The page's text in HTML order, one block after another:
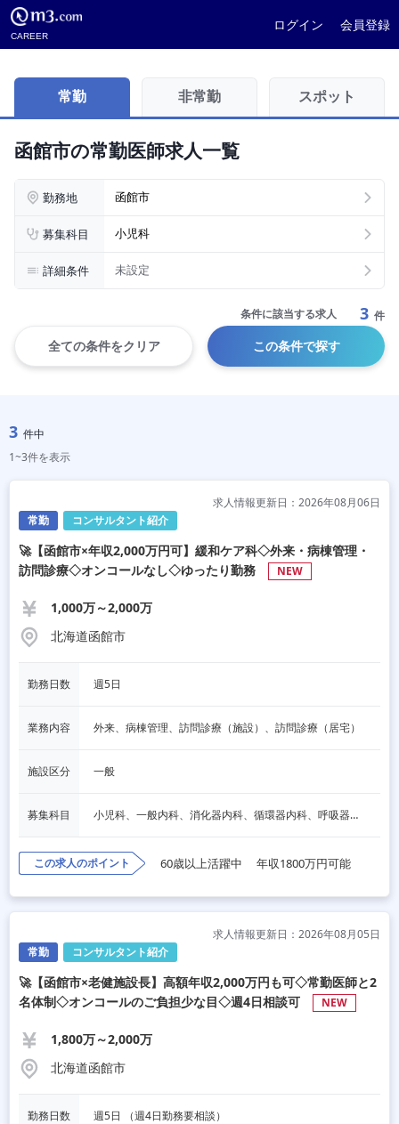
CAREER
ログイン 会員登録
常勤 非常勤 スポット
函館市の常勤医師求人一覧
勤務地 函館市
募集科目 小児科
詳細条件 未設定
条件に該当する求人 3 件
全ての条件をクリア この条件で探す
3 件中
1~3件を表示
常勤 コンサルタント紹介
求人情報更新日：2026年08月06日
🚀【函館市×年収2,000万円可】緩和ケア科◇外来・病棟管理・
訪問診療◇オンコールなし◇ゆったり勤務
NEW
1,000万～2,000万
北海道函館市
勤務日数 週5日
業務内容 外来、病棟管理、訪問診療（施設）、訪問診療（居宅）
施設区分 一般
募集科目 小児科、一般内科、消化器内科、循環器内科、呼吸器内科、血液内科、心療内科、脳神経内科、内分泌内科、老人内科、一般外科、消化器外科、心臓外科、呼吸器外科、脳神経外科、整形外科、形成外科、リハビリテーション科、産婦人科、婦人科、精神科、眼科、耳鼻咽喉科、皮膚科、泌尿器科、放射線科、人工透析、麻酔科、美容外科、人間ドック・検診
この求人のポイント 60歳以上活躍中 年収1800万円可能
常勤 コンサルタント紹介
求人情報更新日：2026年08月05日
🚀【函館市×老健施設長】高額年収2,000万円も可◇常勤医師と2
名体制◇オンコールのご負担少な目◇週4日相談可
NEW
1,800万～2,000万
北海道函館市
勤務日数 週5日 （週4日勤務要相談）